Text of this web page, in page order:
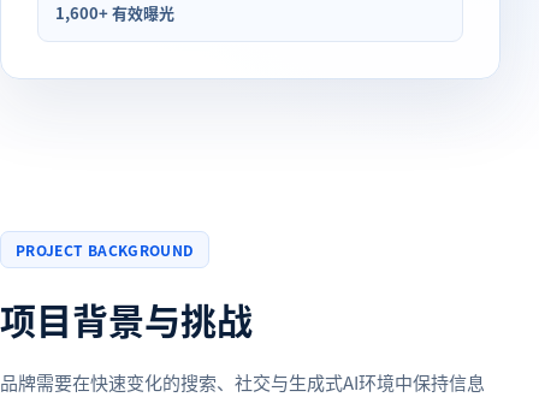
1,600+ 有效曝光
PROJECT BACKGROUND
项目背景与挑战
品牌需要在快速变化的搜索、社交与生成式AI环境中保持信息